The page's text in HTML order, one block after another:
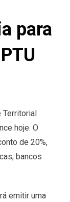
para
hoje. O
de 20%,
bancos
emitir uma